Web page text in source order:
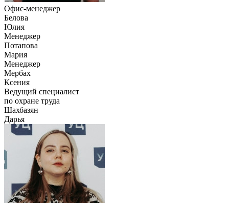
Офис-менеджер
Белова
Юлия
Менеджер
Потапова
Мария
Менеджер
Мербах
Ксения
Ведущий специалист
по охране труда
Шахбазян
Дарья